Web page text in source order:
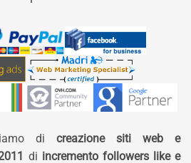
di creazione siti web e
di incremento followers like e